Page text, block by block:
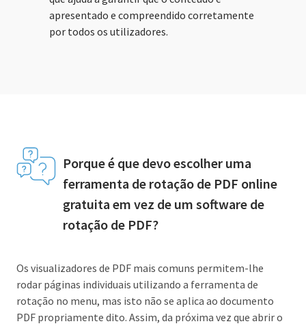
apresentado e compreendido corretamente
por todos os utilizadores.
Porque é que devo escolher uma
ferramenta de rotação de PDF online
gratuita em vez de um software de
rotação de PDF?
Os visualizadores de PDF mais comuns permitem-lhe
rodar páginas individuais utilizando a ferramenta de
rotação no menu, mas isto não se aplica ao documento
PDF propriamente dito. Assim, da próxima vez que abrir o